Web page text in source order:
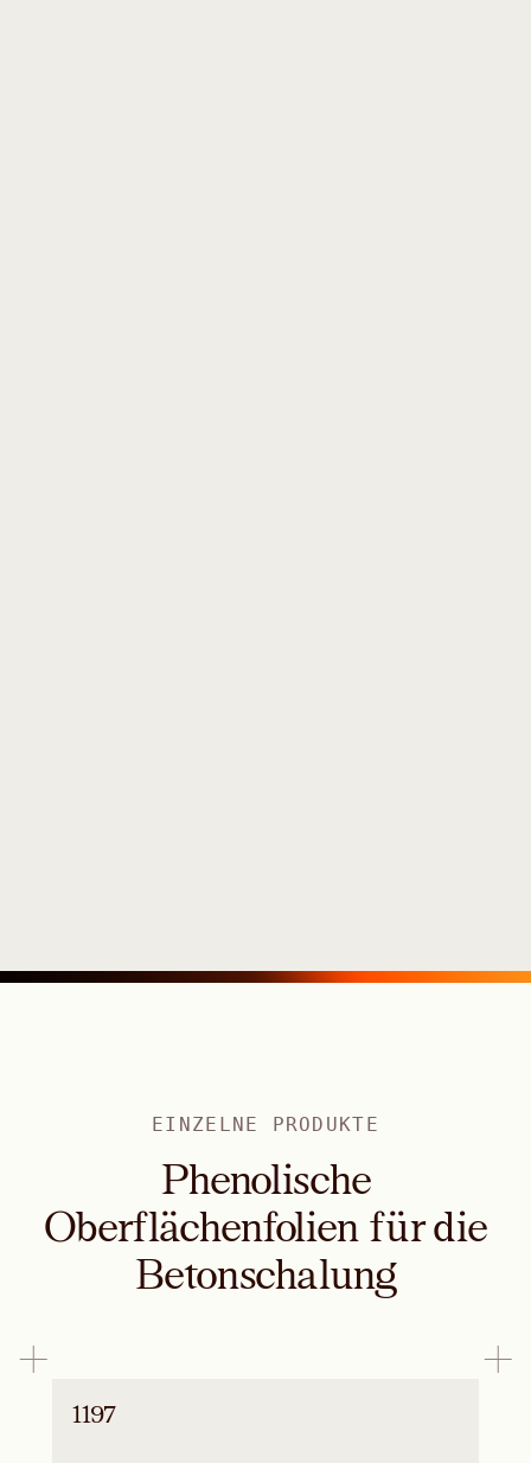
EINZELNE PRODUKTE
Phenolische
Oberflächenfolien für die
Betonschalung
1197